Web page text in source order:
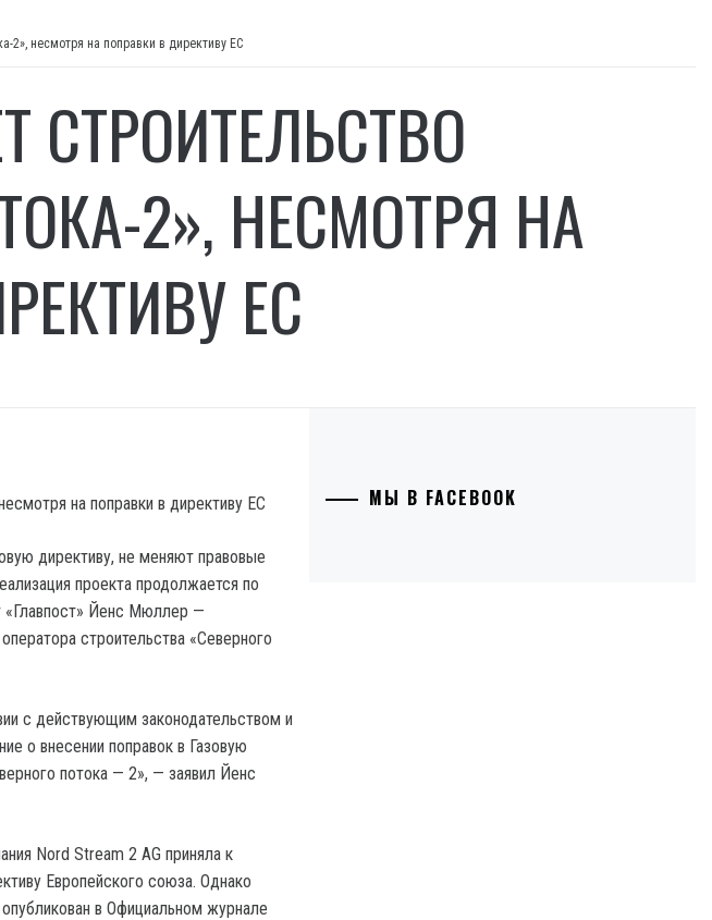
2», несмотря на поправки в директиву ЕС
СТРОИТЕЛЬСТВО
2», НЕСМОТРЯ НА
ЕС
директиву, не меняют правовые
проекта продолжается по
«Главпост» Йенс Мюллер —
строительства «Северного
с действующим законодательством и
о внесении поправок в Газовую
потока — 2», — заявил Йенс
Nord Stream 2 AG приняла к
Европейского союза. Однако
в Официальном журнале
МЫ В FACEBOOK